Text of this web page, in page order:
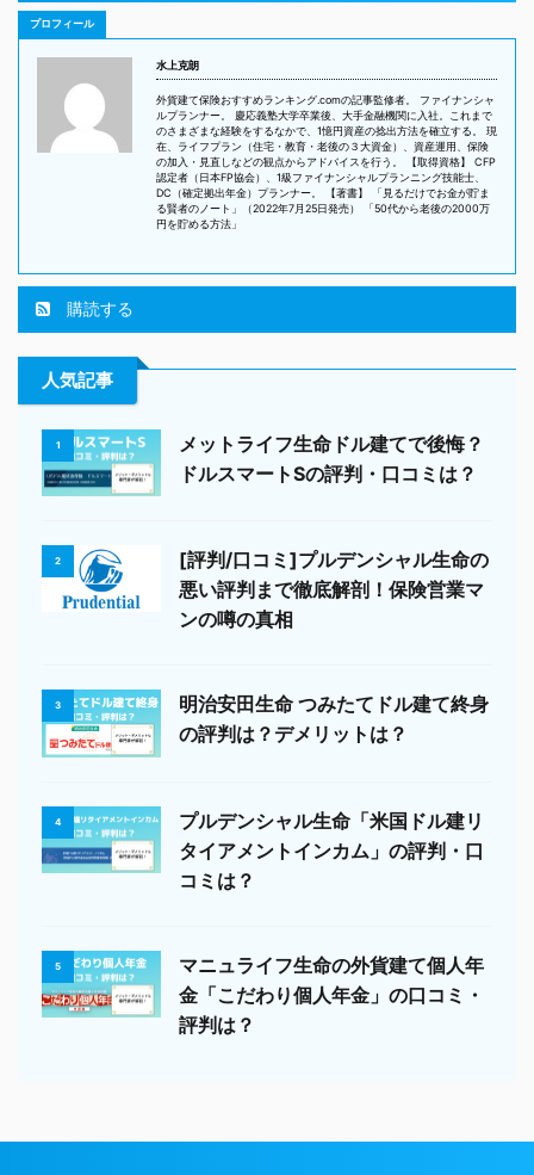
プロフィール
水上克朗
外貨建て保険おすすめランキング.comの記事監修者。 ファイナンシャ
ルプランナー。 慶応義塾大学卒業後、大手金融機関に入社。これまで
のさまざまな経験をするなかで、1憶円資産の捻出方法を確立する。 現
在、ライフプラン（住宅・教育・老後の３大資金）、資産運用、保険
の加入・見直しなどの観点からアドバイスを行う。 【取得資格】 CFP
認定者（日本FP協会）、1級ファイナンシャルプランニング技能士、
DC（確定拠出年金）プランナー。 【著書】 「見るだけでお金が貯ま
る賢者のノート」（2022年7月25日発売） 「50代から老後の2000万
円を貯める方法」
購読する
人気記事
1
メットライフ生命ドル建てで後悔？
ドルスマートSの評判・口コミは？
2
[評判/口コミ]プルデンシャル生命の
悪い評判まで徹底解剖！保険営業マ
ンの噂の真相
3
明治安田生命 つみたてドル建て終身
の評判は？デメリットは？
4
プルデンシャル生命「米国ドル建リ
タイアメントインカム」の評判・口
コミは？
5
マニュライフ生命の外貨建て個人年
金「こだわり個人年金」の口コミ・
評判は？